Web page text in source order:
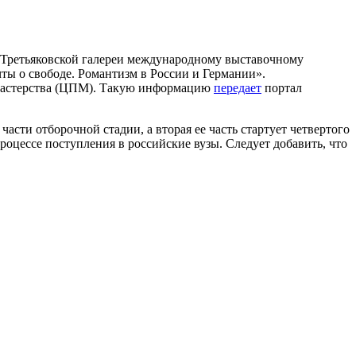
галереи международному выставочному
о свободе. Романтизм в России и Германии».
мастерства (ЦПМ). Такую информацию передает портал
отборочной стадии, а вторая ее часть стартует четвертого
поступления в российские вузы. Следует добавить, что